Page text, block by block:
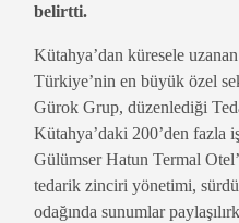
belirtti.
Kütahya’dan küresele
Türkiye’nin en büyük özel
Gürok Grup, düzenlediği
Kütahya’daki 200’den fazla
Gülümser Hatun Termal
tedarik zinciri yönetimi,
odağında sunumlar